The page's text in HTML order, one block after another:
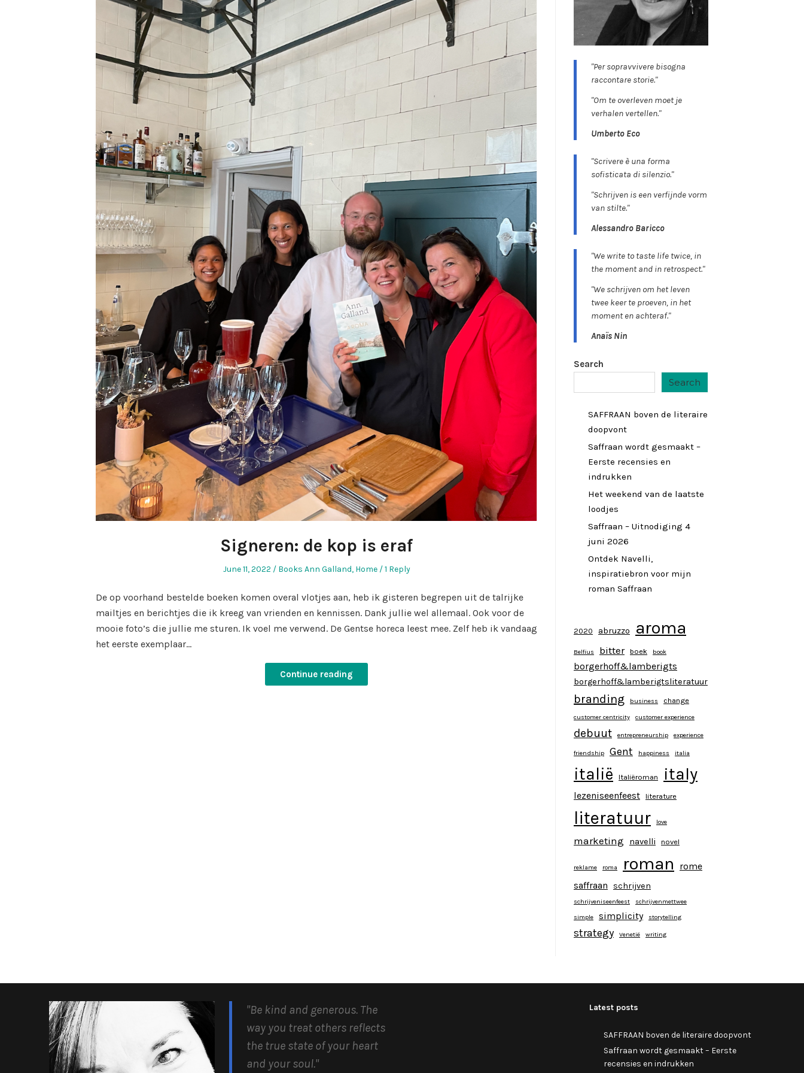
Signeren: de kop is eraf
Posted
June 11, 2022
Posted
Books Ann Galland, Home 1 Reply
De op voorhand bestelde boeken komen overal vlotjes aan, heb ik gisteren begrepen uit de talrijke
mailtjes en berichtjes die ik kreeg van vrienden en kennissen. Dank jullie wel allemaal. Ook voor de
mooie foto’s die jullie me sturen. Ik voel me verwend. De Gentse horeca leest mee. Zelf heb ik vandaag
het eerste exemplaar…
Continue reading
"Per sopravvivere bisogna
raccontare storie."
"Om te overleven moet je
verhalen vertellen."
Umberto Eco
"Scrivere è una forma
sofisticata di silenzio."
"Schrijven is een verfijnde vorm
van stilte."
Alessandro Baricco
"We write to taste life twice, in
the moment and in retrospect."
"We schrijven om het leven
twee keer te proeven, in het
moment en achteraf."
Anaïs Nin
Search
Search
SAFFRAAN boven de literaire
doopvont
Saffraan wordt gesmaakt –
Eerste recensies en
indrukken
Het weekend van de laatste
loodjes
Saffraan – Uitnodiging 4
juni 2026
Ontdek Navelli,
inspiratiebron voor mijn
roman Saffraan
2020 abruzzo aroma
Belfius bitter boek book
borgerhoff&lamberigts
borgerhoff&lamberigtsliteratuur
branding business change
customer centricity customer experience
debuut entrepreneurship experience
friendship Gent happiness italia
italië Italiëroman italy
lezeniseenfeest literature
literatuur love
marketing navelli novel
reklame roma roman
rome
saffraan
schrijven
schrijveniseenfeest
schrijvenmettwee
simple
simplicity storytelling
strategy Venetië writing
"Be kind and generous. The
way you treat others reflects
the true state of your heart
and your soul."
Latest posts
SAFFRAAN boven de literaire doopvont
Saffraan wordt gesmaakt – Eerste
recensies en indrukken